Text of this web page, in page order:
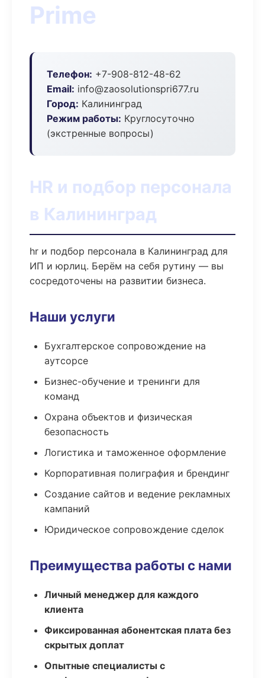
Prime
Телефон: +7-908-812-48-62
Email: info@zaosolutionspri677.ru
Город: Калининград
Режим работы: Круглосуточно
(экстренные вопросы)
HR и подбор персонала
в Калининград
hr и подбор персонала в Калининград для
ИП и юрлиц. Берём на себя рутину — вы
сосредоточены на развитии бизнеса.
Наши услуги
Бухгалтерское сопровождение на
аутсорсе
Бизнес-обучение и тренинги для
команд
Охрана объектов и физическая
безопасность
Логистика и таможенное оформление
Корпоративная полиграфия и брендинг
Создание сайтов и ведение рекламных
кампаний
Юридическое сопровождение сделок
Преимущества работы с нами
Личный менеджер для каждого
клиента
Фиксированная абонентская плата без
скрытых доплат
Опытные специалисты с